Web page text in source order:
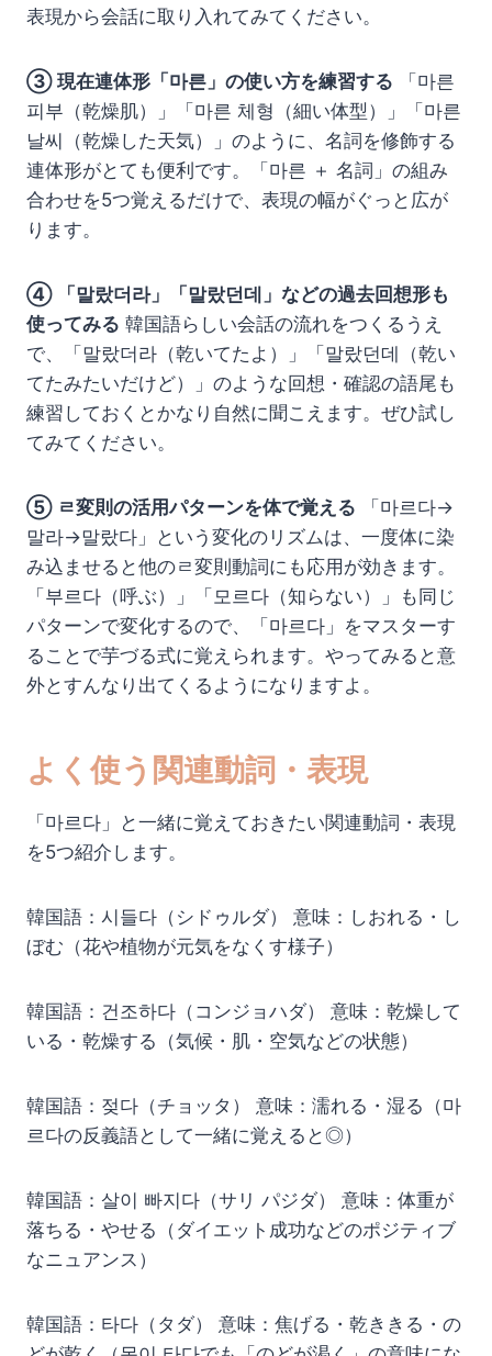
表現から会話に取り入れてみてください。
③ 現在連体形「마른」の使い方を練習する 「마른
피부（乾燥肌）」「마른 체형（細い体型）」「마른
날씨（乾燥した天気）」のように、名詞を修飾する
連体形がとても便利です。「마른 ＋ 名詞」の組み
合わせを5つ覚えるだけで、表現の幅がぐっと広が
ります。
④ 「말랐더라」「말랐던데」などの過去回想形も
使ってみる 韓国語らしい会話の流れをつくるうえ
で、「말랐더라（乾いてたよ）」「말랐던데（乾い
てたみたいだけど）」のような回想・確認の語尾も
練習しておくとかなり自然に聞こえます。ぜひ試し
てみてください。
⑤ ㄹ変則の活用パターンを体で覚える 「마르다→
말라→말랐다」という変化のリズムは、一度体に染
み込ませると他のㄹ変則動詞にも応用が効きます。
「부르다（呼ぶ）」「모르다（知らない）」も同じ
パターンで変化するので、「마르다」をマスターす
ることで芋づる式に覚えられます。やってみると意
外とすんなり出てくるようになりますよ。
よく使う関連動詞・表現
「마르다」と一緒に覚えておきたい関連動詞・表現
を5つ紹介します。
韓国語：시들다（シドゥルダ） 意味：しおれる・し
ぼむ（花や植物が元気をなくす様子）
韓国語：건조하다（コンジョハダ） 意味：乾燥して
いる・乾燥する（気候・肌・空気などの状態）
韓国語：젖다（チョッタ） 意味：濡れる・湿る（마
르다の反義語として一緒に覚えると◎）
韓国語：살이 빠지다（サリ パジダ） 意味：体重が
落ちる・やせる（ダイエット成功などのポジティブ
なニュアンス）
韓国語：타다（タダ） 意味：焦げる・乾ききる・の